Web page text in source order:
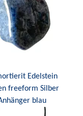
Edelstein
freeform Silber
blau